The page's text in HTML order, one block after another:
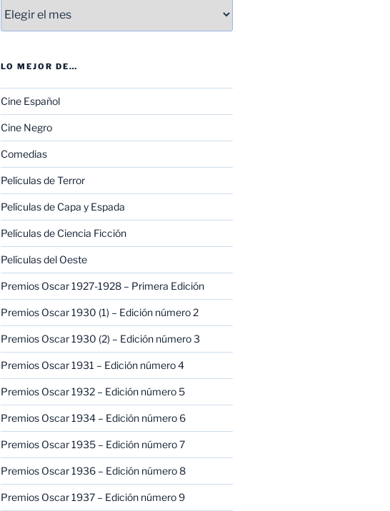
LO MEJOR DE…
Cine Español
Cine Negro
Comedias
Películas de Terror
Películas de Capa y Espada
Películas de Ciencia Ficción
Películas del Oeste
Premios Oscar 1927-1928 – Primera Edición
Premios Oscar 1930 (1) – Edición número 2
Premios Oscar 1930 (2) – Edición número 3
Premios Oscar 1931 – Edición número 4
Premios Oscar 1932 – Edición número 5
Premios Oscar 1934 – Edición número 6
Premios Oscar 1935 – Edición número 7
Premios Oscar 1936 – Edición número 8
Premios Oscar 1937 – Edición número 9